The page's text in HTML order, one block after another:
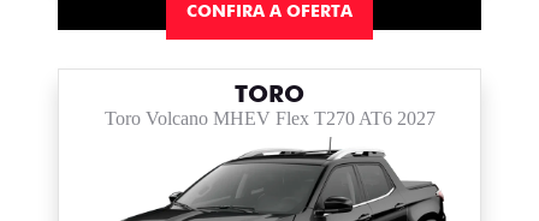
CONFIRA A OFERTA
TORO
Toro Volcano MHEV Flex T270 AT6 2027